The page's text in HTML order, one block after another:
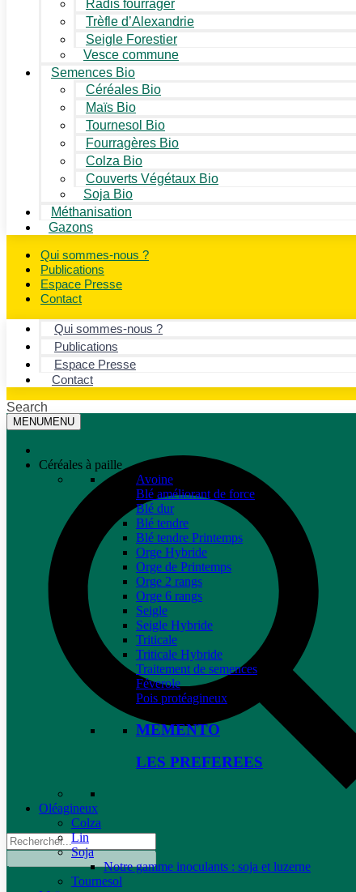
Radis fourrager
Trèfle d’Alexandrie
Seigle Forestier
Vesce commune
Semences Bio
Céréales Bio
Maïs Bio
Tournesol Bio
Fourragères Bio
Colza Bio
Couverts Végétaux Bio
Soja Bio
Méthanisation
Gazons
Qui sommes-nous ?
Publications
Espace Presse
Contact
Qui sommes-nous ?
Publications
Espace Presse
Contact
Search
MENUMENU
Céréales à paille
Avoine
Blé améliorant de force
Blé dur
Blé tendre
Blé tendre Printemps
Orge Hybride
Orge de Printemps
Orge 2 rangs
Orge 6 rangs
Seigle
Seigle Hybride
Triticale
Triticale Hybride
Traitement de semences
Féverole
Pois protéagineux
MEMENTO
LES PREFEREES
Oléagineux
Colza
Lin
Soja
Notre gamme inoculants : soja et luzerne
Tournesol